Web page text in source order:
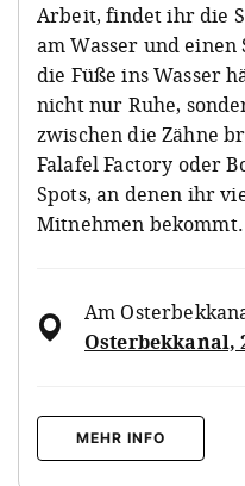
Arbeit, findet ihr die
am Wasser und
die Füße ins Wasser
nicht nur Ruhe,
zwischen die Zähne
Falafel Factory oder
Spots, an denen ihr
Mitnehmen bekommt.
Am
Osterbekkanal,
MEHR INFO